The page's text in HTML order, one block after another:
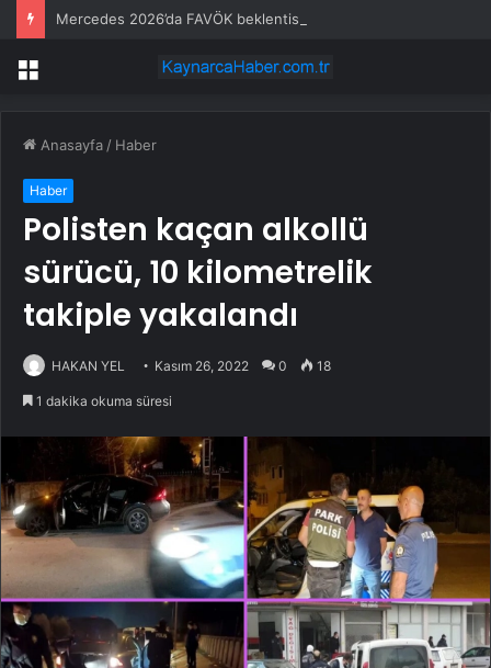
Mercedes 2026’da FAVÖK beklentisini aştı
Menü
Anasayfa / Haber
Haber
Polisten kaçan alkollü
sürücü, 10 kilometrelik
takiple yakalandı
HAKAN YEL Kasım 26, 2022 0 18
1 dakika okuma süresi